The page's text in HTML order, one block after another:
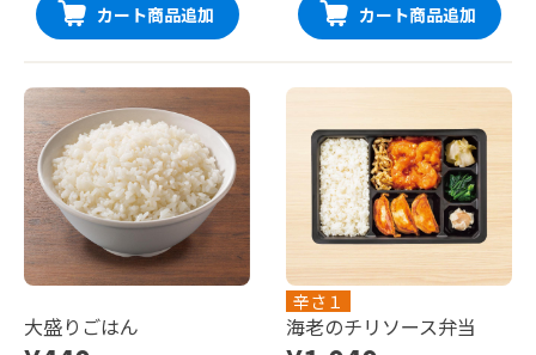
カート商品追加 カート商品追加
大盛りごはん
辛さ１
海老のチリソース弁当